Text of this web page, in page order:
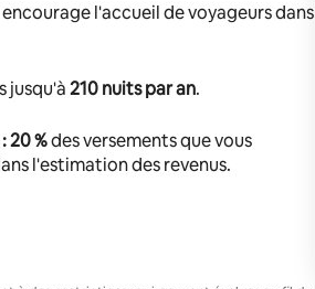
l'accueil de voyageurs dans
jusqu'à210 nuits par an.
20 %des versements que vous
l'estimation des revenus.